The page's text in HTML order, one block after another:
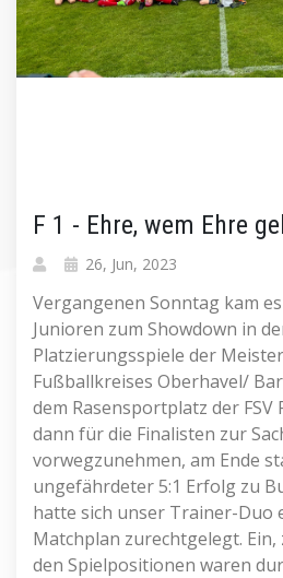
F 1 - Ehre, wem Ehre
26, Jun, 2023
Vergangenen Sonntag kam
Junioren zum Showdown in
Platzierungsspiele der
Fußballkreises Oberhavel/
dem Rasensportplatz der
dann für die Finalisten zur
vorwegzunehmen, am Ende
ungefährdeter 5:1 Erfolg zu
hatte sich unser Trainer-Duo
Matchplan zurechtgelegt.
den Spielpositionen waren